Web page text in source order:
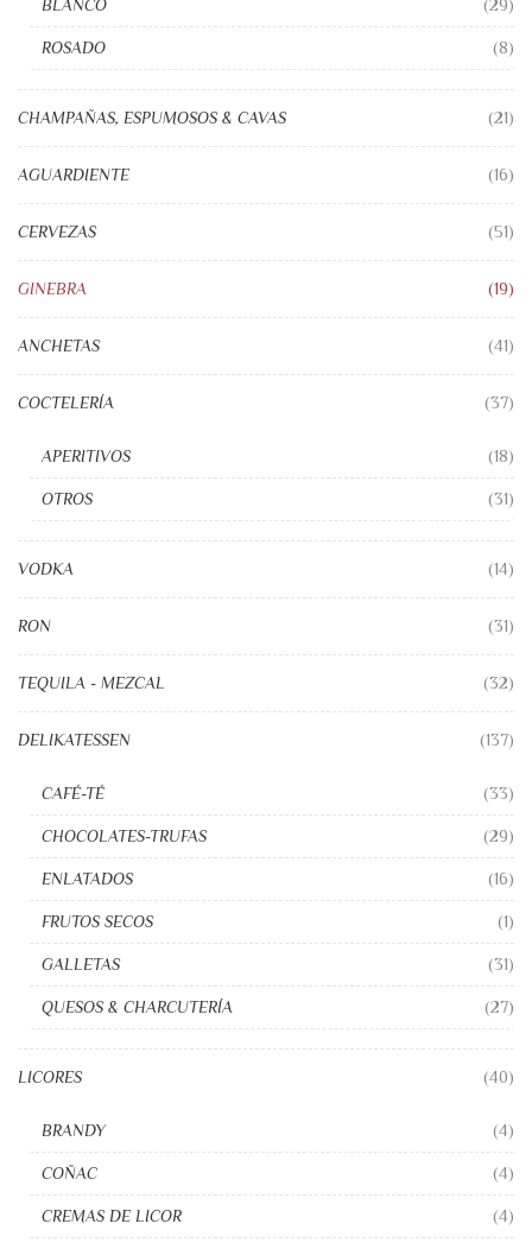
BLANCO (29)
ROSADO (8)
CHAMPAÑAS, ESPUMOSOS & CAVAS (21)
AGUARDIENTE (16)
CERVEZAS (51)
GINEBRA (19)
ANCHETAS (41)
COCTELERÍA (37)
APERITIVOS (18)
OTROS (31)
VODKA (14)
RON (31)
TEQUILA - MEZCAL (32)
DELIKATESSEN (137)
CAFÉ-TÉ (33)
CHOCOLATES-TRUFAS (29)
ENLATADOS (16)
FRUTOS SECOS (1)
GALLETAS (31)
QUESOS & CHARCUTERÍA (27)
LICORES (40)
BRANDY (4)
COÑAC (4)
CREMAS DE LICOR (4)